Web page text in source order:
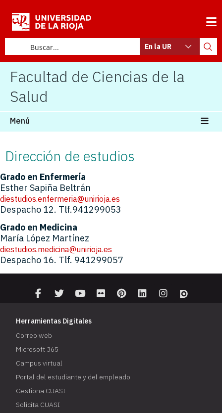
En la UR
Facultad de Ciencias de la
Salud
Menú
Dirección de estudios
Grado en Enfermería
Esther Sapiña Beltrán
diestudios.enfermeria@unirioja.es
Despacho 12. Tlf.941299053
Grado en Medicina
María López Martínez
diestudios.medicina@unirioja.es
Despacho 16. Tlf. 941299057
Herramientas Digitales
Correo web
Microsoft 365
Campus virtual
Portal del estudiante y del empleado
Gestiona CUASI
Solicita CUASI